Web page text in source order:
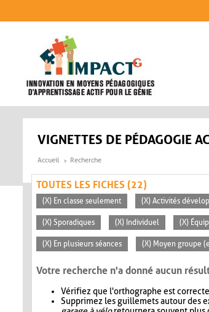
VIGNETTES DE PÉDAGOGIE
Accueil Recherche
TOUTES LES FICHES (22)
(X) En classe seulement (X) Activités
(X) Sporadiques (X) Individuel (X)
(X) En plusieurs séances (X) Moyen groupe
Votre recherche n'a donné aucun
Vérifiez que l'orthographe est
Supprimez les guillemets autour des